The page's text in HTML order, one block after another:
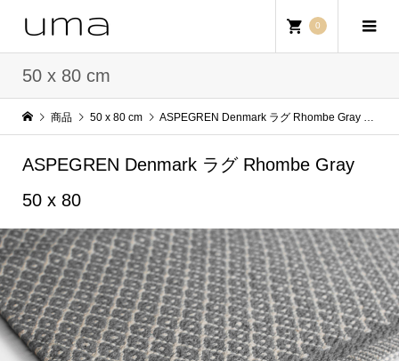
0
50 x 80 cm
商品 50 x 80 cm ASPEGREN Denmark ラグ Rhombe Gray 50 x 80
ASPEGREN Denmark ラグ Rhombe Gray
50 x 80